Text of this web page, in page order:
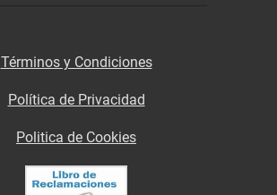
Términos y Condiciones
Política de Privacidad
Politica de Cookies